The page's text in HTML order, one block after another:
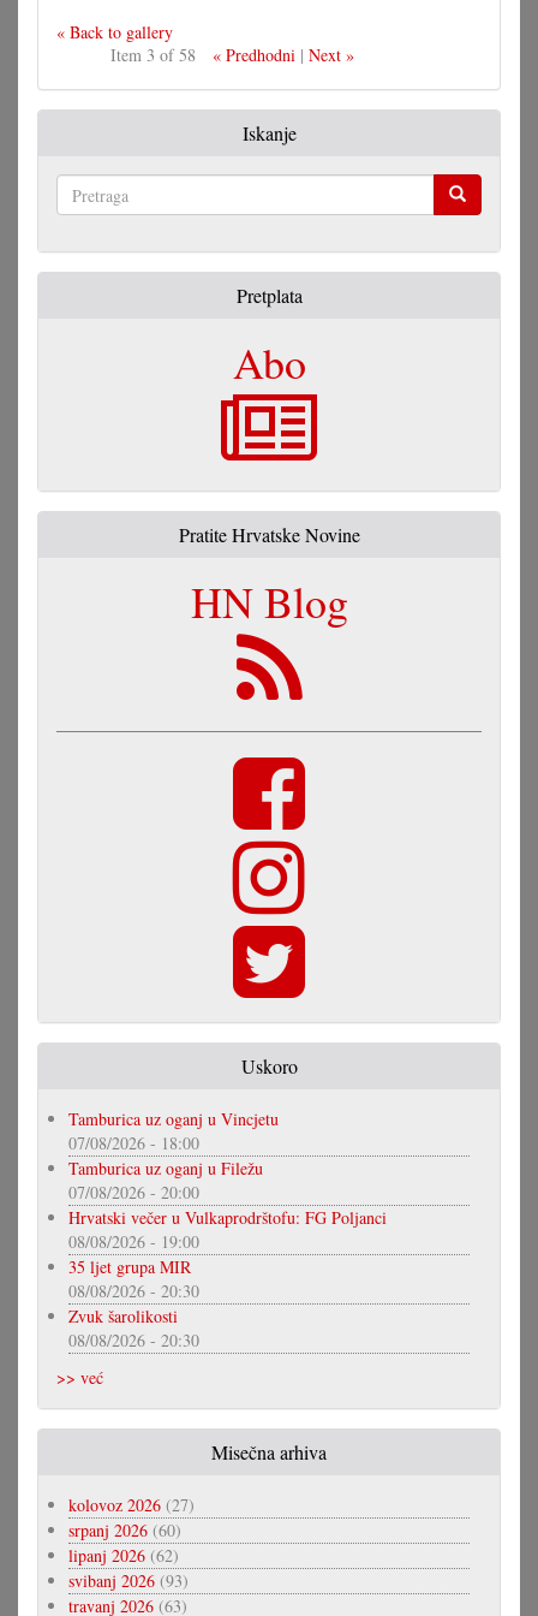
« Back to gallery
Item 3 of 58
« Predhodni| Next »
Iskanje
Pretplata
Abo
Pratite Hrvatske Novine
HN Blog
Uskoro
Tamburica uz oganj u Vincjetu
07/08/2026 - 18:00
Tamburica uz oganj u Filežu
07/08/2026 - 20:00
Hrvatski večer u Vulkaprodrštofu: FG Poljanci
08/08/2026 - 19:00
35 ljet grupa MIR
08/08/2026 - 20:30
Zvuk šarolikosti
08/08/2026 - 20:30
>> već
Misečna arhiva
kolovoz 2026 (27)
srpanj 2026 (60)
lipanj 2026 (62)
svibanj 2026 (93)
travanj 2026 (63)